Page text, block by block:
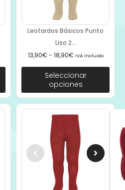
Leotardos Básicos Punto
Liso 2...
13,90€ - 18,90€ IVA Incluido
Seleccionar
opciones